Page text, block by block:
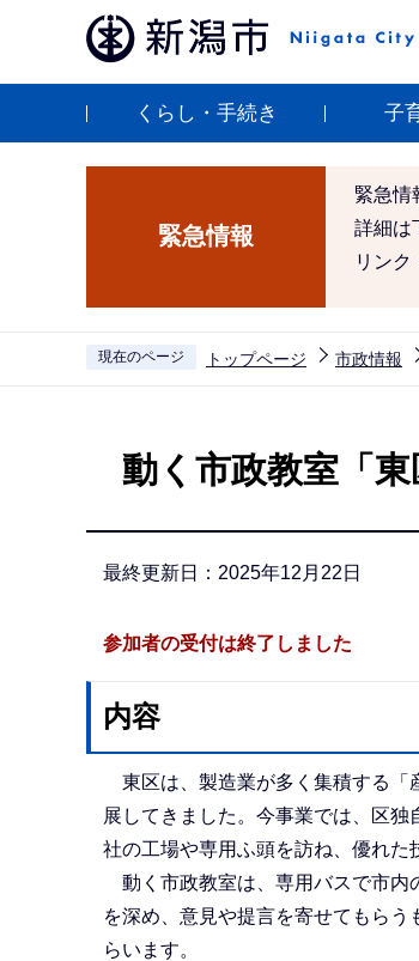
ペ
くらし・手続き 子
緊急情報
緊急情
詳細は
リンク
現在のページ トップページ 市政情報
動く市政教室「東
最終更新日：2025年12月22日
参加者の受付は終了しました
内容
東区は、製造業が多く集積する「
展してきました。今事業では、区
社の工場や専用ふ頭を訪ね、優れた
動く市政教室は、専用バスで市内
を深め、意見や提言を寄せてもら
らいます。